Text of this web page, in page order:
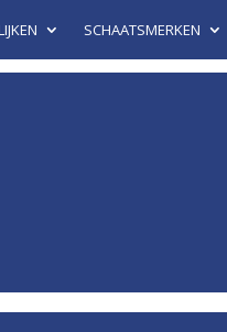
SCHAATSMERKEN